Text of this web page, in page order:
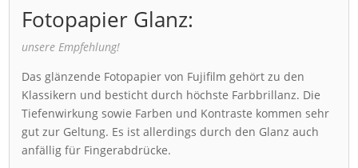
Fotopapier Glanz:
unsere Empfehlung!
Das glänzende Fotopapier von Fujifilm gehört zu den
Klassikern und besticht durch höchste Farbbrillanz. Die
Tiefenwirkung sowie Farben und Kontraste kommen sehr
gut zur Geltung. Es ist allerdings durch den Glanz auch
anfällig für Fingerabdrücke.